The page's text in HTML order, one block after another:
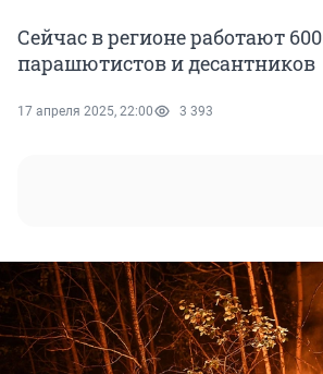
Сейчас в регионе работают 600
парашютистов и десантников
17 апреля 2025, 22:00 3 393